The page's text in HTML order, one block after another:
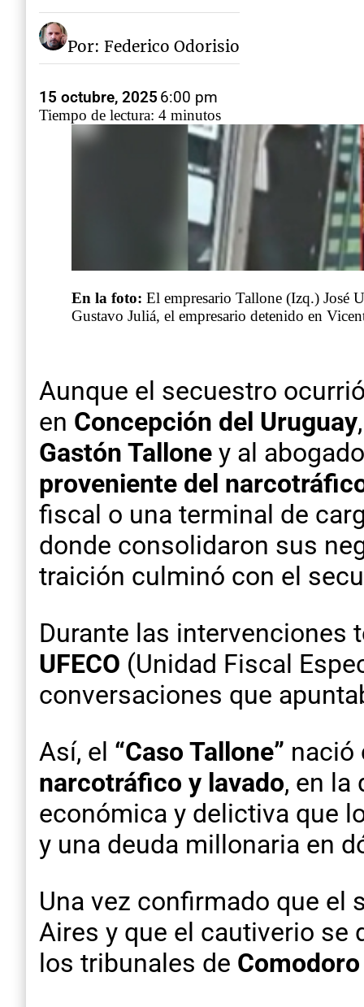
Por: Federico Odorisio
15 octubre, 2025 6:00 pm
Tiempo de lectura: 4 minutos
En la foto: El empresario Tallone (Izq.) José
Gustavo Juliá, el empresario detenido en
Aunque el secuestro
en Concepción del Uruguay
Gastón Tallone y al
proveniente del
fiscal o una terminal de
donde consolidaron sus
traición culminó con el
Durante las intervenciones
UFECO (Unidad Fiscal
conversaciones que
Así, el “Caso Tallone”
narcotráfico y lavado, en la
económica y delictiva que
y una deuda millonaria en
Una vez confirmado que el
Aires y que el cautiverio
los tribunales de